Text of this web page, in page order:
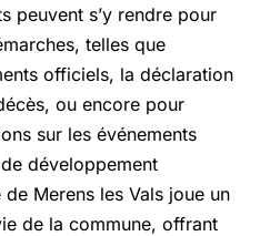
peuvent s’y rendre pour
telles que
officiels, la déclaration
ou encore pour
sur les événements
développement
Merens les Vals joue un
de la commune, offrant